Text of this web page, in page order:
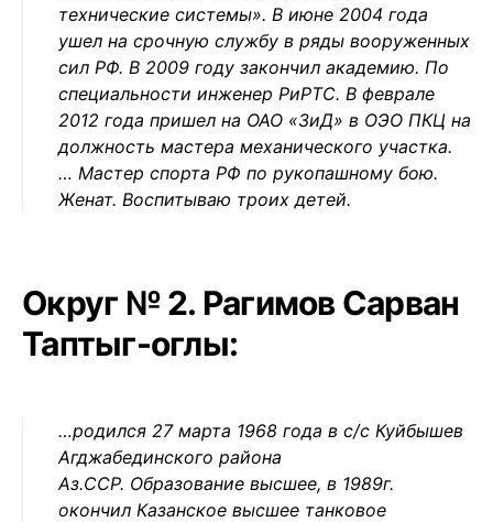
технические системы». В июне 2004 года
ушел на срочную службу в ряды вооруженных
сил РФ. В 2009 году закончил академию. По
специальности инженер РиРТС. В феврале
2012 года пришел на ОАО «ЗиД» в ОЭО ПКЦ на
должность мастера механического участка.
… Мастер спорта РФ по рукопашному бою.
Женат. Воспитываю троих детей.
Округ № 2. Рагимов Сарван
Таптыг-оглы:
…родился 27 марта 1968 года в с/с Куйбышев
Агджабединского района
Аз.ССР. Образование высшее, в 1989г.
окончил Казанское высшее танковое